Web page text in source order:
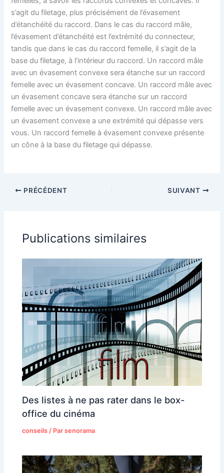
s’agit du filetage, plus précisément de l’évasement
d’étanchéité du raccord. Dans le cas du raccord mâle,
l’évasement d’étanchéité est l’extrémité du connecteur,
tandis que dans le cas du raccord femelle, il s’agit de la
base du filetage, à l’intérieur du raccord. Un raccord mâle
avec un évasement convexe sera étanche sur un raccord
femelle avec un évasement concave. Un raccord mâle avec
un évasement concave sera étanche sur un raccord
femelle avec un évasement convexe. Un raccord mâle avec
un évasement convexe a une extrémité qui dépasse vers
vous. Un raccord femelle à évasement convexe présente
un cône à la base du filetage qui dépasse.
PRÉCÉDENT SUIVANT
Publications similaires
Des listes à ne pas rater dans le box-
office du cinéma
conseils / Parsenorama